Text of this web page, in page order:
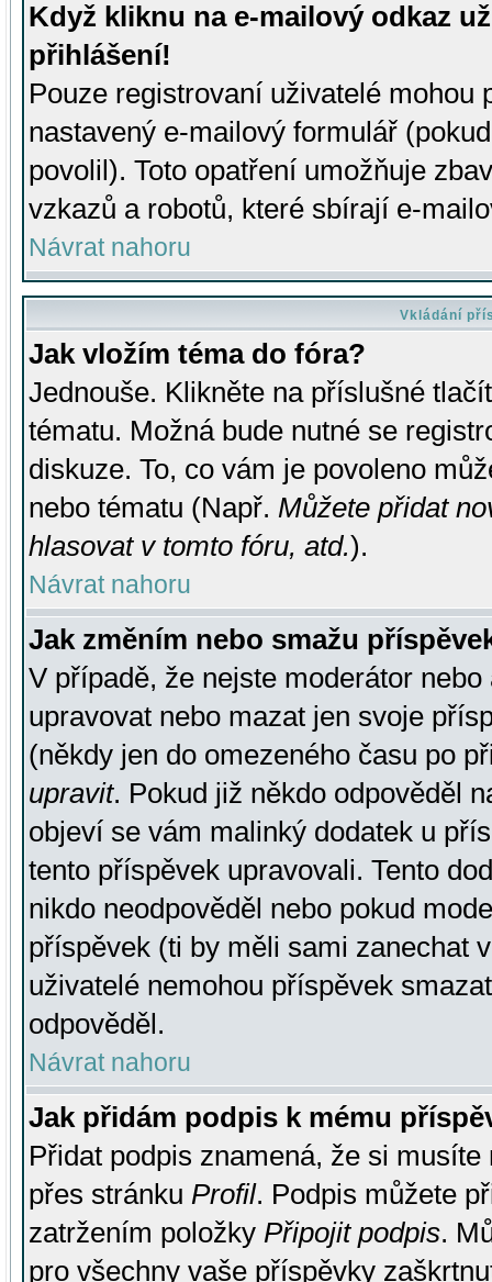
Když kliknu na e-mailový odkaz
přihlášení!
Pouze registrovaní uživatelé mohou
nastavený e-mailový formulář
povolil). Toto opatření umožňuje
vzkazů a robotů, které sbírají e-
Návrat nahoru
Vkládání
Jak vložím téma do fóra?
Jednouše. Klikněte na příslušné
tématu. Možná bude nutné se
diskuze. To, co vám je povoleno
nebo tématu (Např. Můžete přidat
hlasovat v tomto fóru, atd.).
Návrat nahoru
Jak změním nebo smažu
V případě, že nejste moderátor
upravovat nebo mazat jen svoje
(někdy jen do omezeného času po
upravit. Pokud již někdo odpověděl
objeví se vám malinký dodatek u
tento příspěvek upravovali. Tento
nikdo neodpověděl nebo pokud
příspěvek (ti by měli sami zanechat
uživatelé nemohou příspěvek
odpověděl.
Návrat nahoru
Jak přidám podpis k mému
Přidat podpis znamená, že si
přes stránku Profil. Podpis můžete
zatržením položky Připojit podpis.
pro všechny vaše příspěvky